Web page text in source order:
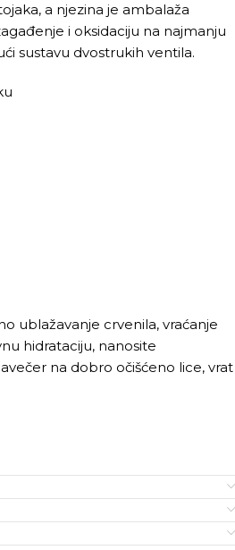
a njezina je ambalaža
i oksidaciju na najmanju
sustavu dvostrukih ventila.
ublažavanje crvenila, vraćanje
hidrataciju, nanosite
na dobro očišćeno lice, vrat